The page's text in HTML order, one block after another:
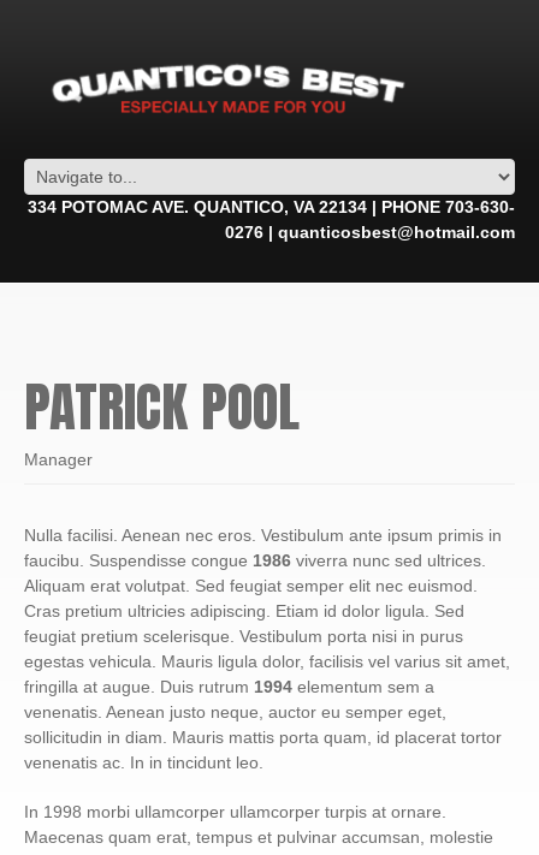
334 POTOMAC AVE. QUANTICO, VA 22134 | PHONE 703-630-
0276 | quanticosbest@hotmail.com
PATRICK POOL
Manager
Nulla facilisi. Aenean nec eros. Vestibulum ante ipsum primis in
faucibu. Suspendisse congue 1986 viverra nunc sed ultrices.
Aliquam erat volutpat. Sed feugiat semper elit nec euismod.
Cras pretium ultricies adipiscing. Etiam id dolor ligula. Sed
feugiat pretium scelerisque. Vestibulum porta nisi in purus
egestas vehicula. Mauris ligula dolor, facilisis vel varius sit amet,
fringilla at augue. Duis rutrum 1994 elementum sem a
venenatis. Aenean justo neque, auctor eu semper eget,
sollicitudin in diam. Mauris mattis porta quam, id placerat tortor
venenatis ac. In in tincidunt leo.
In 1998 morbi ullamcorper ullamcorper turpis at ornare.
Maecenas quam erat, tempus et pulvinar accumsan, molestie